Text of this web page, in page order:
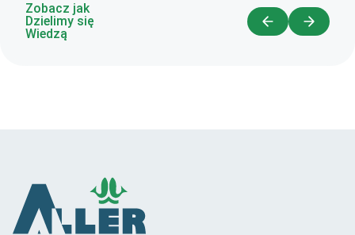
Zobacz jak
Dzielimy się
Wiedzą